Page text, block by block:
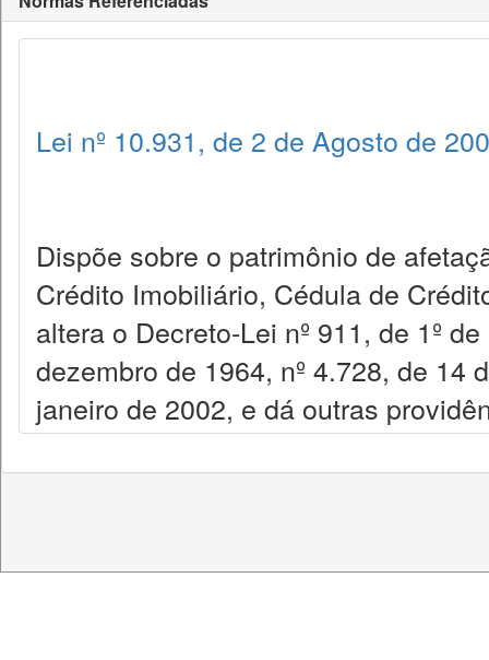
Lei nº 10.931, de 2 de Agosto de
Dispõe sobre o patrimônio de
Crédito Imobiliário, Cédula de
altera o Decreto-Lei nº 911, de 1º
dezembro de 1964, nº 4.728, de 14
janeiro de 2002, e dá outras